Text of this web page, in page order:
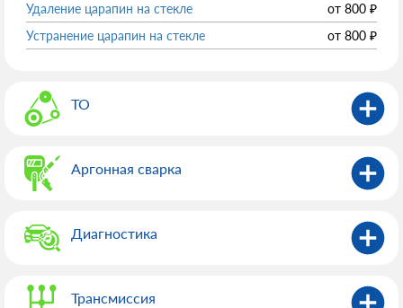
Удаление царапин на стекле
от 800 ₽
Устранение царапин на стекле
от 800 ₽
ТО
Аргонная сварка
Диагностика
Трансмиссия